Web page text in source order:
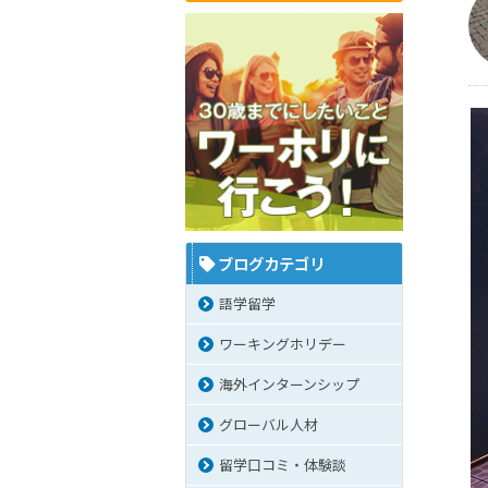
ブログカテゴリ
語学留学
ワーキングホリデー
海外インターンシップ
グローバル人材
留学口コミ・体験談